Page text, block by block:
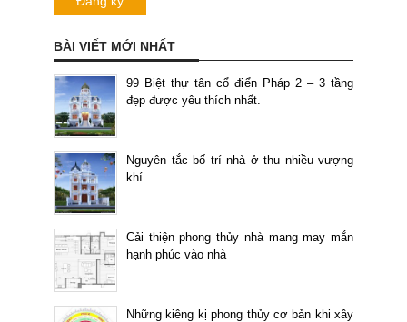
BÀI VIẾT MỚI NHẤT
99 Biệt thự tân cổ điển Pháp 2 – 3 tầng
đẹp được yêu thích nhất.
Nguyên tắc bố trí nhà ở thu nhiều vượng
khí
Cải thiện phong thủy nhà mang may mắn
hạnh phúc vào nhà
Những kiêng kị phong thủy cơ bản khi xây